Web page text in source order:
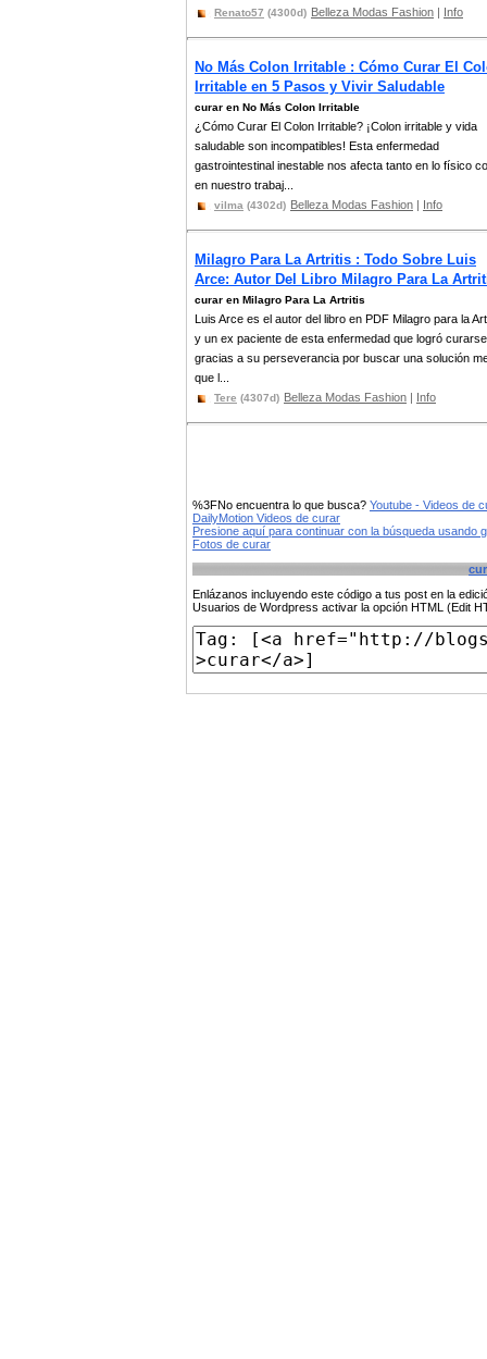
Renato57 (4300d) Belleza Modas Fashion | Info
No Más Colon Irritable : Cómo Curar El
Irritable en 5 Pasos y Vivir Saludable
curar en No Más Colon Irritable
¿Cómo Curar El Colon Irritable? ¡Colon irritable y vida
saludable son incompatibles! Esta enfermedad
gastrointestinal inestable nos afecta tanto en lo físico
en nuestro trabaj...
vilma (4302d) Belleza Modas Fashion | Info
Milagro Para La Artritis : Todo Sobre Luis
Arce: Autor Del Libro Milagro Para La
curar en Milagro Para La Artritis
Luis Arce es el autor del libro en PDF Milagro para la
y un ex paciente de esta enfermedad que logró curarse
gracias a su perseverancia por buscar una solución
que l...
Tere (4307d) Belleza Modas Fashion | Info
%3FNo encuentra lo que busca? Youtube - Videos de
DailyMotion Videos de curar
Presione aquí para continuar con la búsqueda usando
Fotos de curar
Enlázanos incluyendo este código a tus post en la
Usuarios de Wordpress activar la opción HTML (Edit